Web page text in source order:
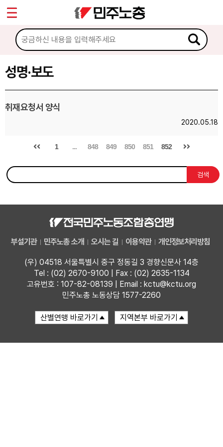
성명·보도
취재요청서 양식
2020.05.18
1 ... 848 849 850 851 852
검색
부설기관 민주노총 소개 오시는 길 이용약관 개인정보처리방침
(우) 04518 서울특별시 중구 정동길 3 경향신문사 14층
Tel : (02) 2670-9100 | Fax : (02) 2635-1134
고유번호 : 107-82-08139 | Email : kctu@kctu.org
민주노총 노동상담 1577-2260
마이페이지
소개
소식
공지사항
성명·보도
업무
Sketchbook5, 스케치북5
Sketchbook5, 스케치북5